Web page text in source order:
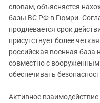
словам, объясняется
базы ВС РФ в Гюмри.
продлевается срок
присутствует более
российская военная база
совместно с
обеспечивать
Активное